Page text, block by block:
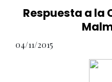
Respuesta a la
04/11/2015